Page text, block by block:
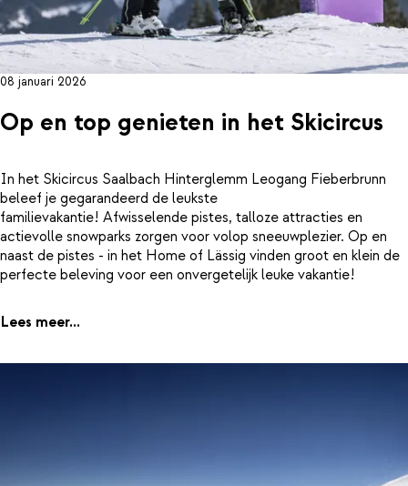
08 januari 2026
Op en top genieten in het Skicircus
In het Skicircus Saalbach Hinterglemm Leogang Fieberbrunn
beleef je gegarandeerd de leukste
familievakantie! Afwisselende pistes, talloze attracties en
actievolle snowparks zorgen voor volop sneeuwplezier. Op en
naast de pistes - in het Home of Lässig vinden groot en klein de
perfecte beleving voor een onvergetelijk leuke vakantie!
Lees meer...